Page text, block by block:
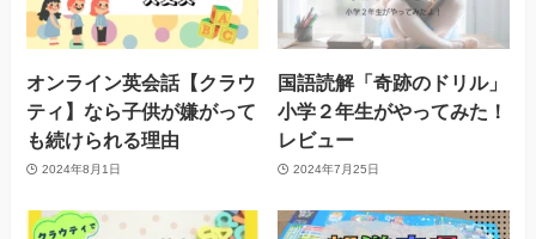
オンライン英会話【クラウ
ティ】なら子供が嫌がって
も続けられる理由
2024年8月1日
国語読解「奇跡のドリル」
小学２年生がやってみた！
レビュー
2024年7月25日